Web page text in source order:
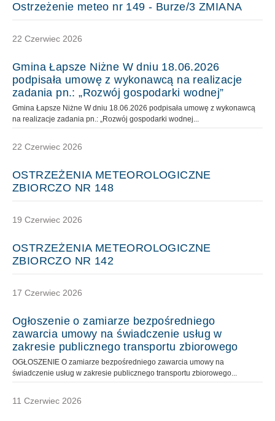
Ostrzeżenie meteo nr 149 - Burze/3 ZMIANA
22 Czerwiec 2026
Gmina Łapsze Niżne W dniu 18.06.2026
podpisała umowę z wykonawcą na realizacje
zadania pn.: „Rozwój gospodarki wodnej”
Gmina Łapsze Niżne W dniu 18.06.2026 podpisała umowę z wykonawcą
na realizacje zadania pn.: „Rozwój gospodarki wodnej...
22 Czerwiec 2026
OSTRZEŻENIA METEOROLOGICZNE
ZBIORCZO NR 148
19 Czerwiec 2026
OSTRZEŻENIA METEOROLOGICZNE
ZBIORCZO NR 142
17 Czerwiec 2026
Ogłoszenie o zamiarze bezpośredniego
zawarcia umowy na świadczenie usług w
zakresie publicznego transportu zbiorowego
OGŁOSZENIE O zamiarze bezpośredniego zawarcia umowy na
świadczenie usług w zakresie publicznego transportu zbiorowego...
11 Czerwiec 2026